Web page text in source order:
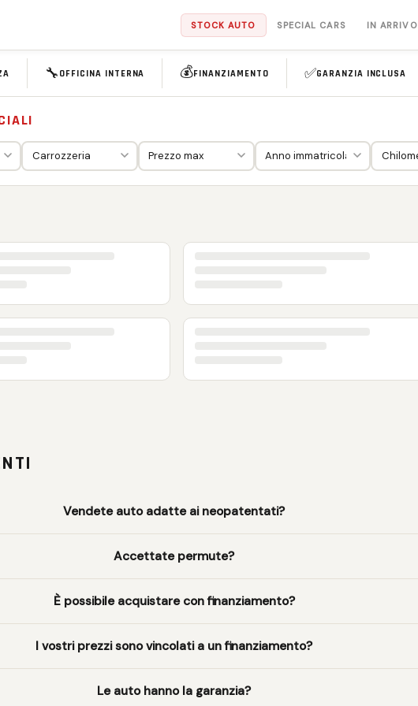
STOCK AUTO SPECIAL CARS IN ARRIVO
🔧 OFFICINA INTERNA 💰FINANZIAMENTO ✅GARANZIA INCLUSA
Vendete auto adatte ai neopatentati?
Accettate permute?
È possibile acquistare con finanziamento?
I vostri prezzi sono vincolati a un finanziamento?
Le auto hanno la garanzia?